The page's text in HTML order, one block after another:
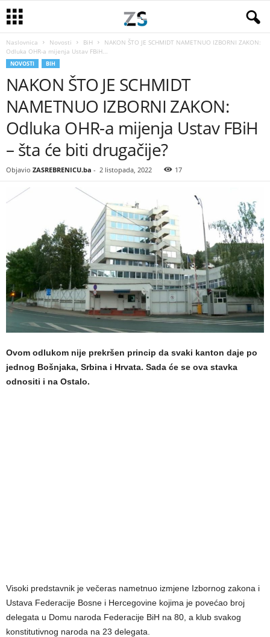
Naslovnica Novosti BiH
NAKON ŠTO JE SCHMIDT NAMETNUO IZBORNI ZAKON:
Odluka OHR-a mijenja Ustav FBiH...
NOVOSTI BIH
NAKON ŠTO JE SCHMIDT
NAMETNUO IZBORNI ZAKON:
Odluka OHR-a mijenja Ustav FBiH
– šta će biti drugačije?
Objavio ZASREBRENICU.ba - 2 listopada, 2022 17
Ovom odlukom nije prekršen princip da svaki kanton daje po
jednog Bošnjaka, Srbina i Hrvata. Sada će se ova stavka
odnositi i na Ostalo.
Visoki predstavnik je večeras nametnuo izmjene Izbornog zakona i
Ustava Federacije Bosne i Hercegovine kojima je povećao broj
delegata u Domu naroda Federacije BiH na 80, a klub svakog
konstitutivnog naroda na 23 delegata.